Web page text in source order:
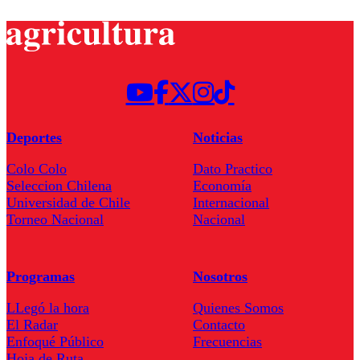
Deportes
Colo Colo
Seleccion Chilena
Universidad de Chile
Torneo Nacional
Noticias
Dato Practico
Economía
Internacional
Nacional
Programas
LLegó la hora
El Radar
Enfoqué Público
Nosotros
Quienes Somos
Contacto
Frecuencias